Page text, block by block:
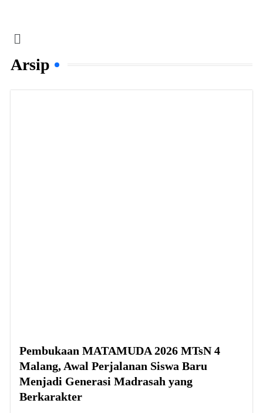
Arsip
Pembukaan MATAMUDA 2026 MTsN 4
Malang, Awal Perjalanan Siswa Baru
Menjadi Generasi Madrasah yang
Berkarakter